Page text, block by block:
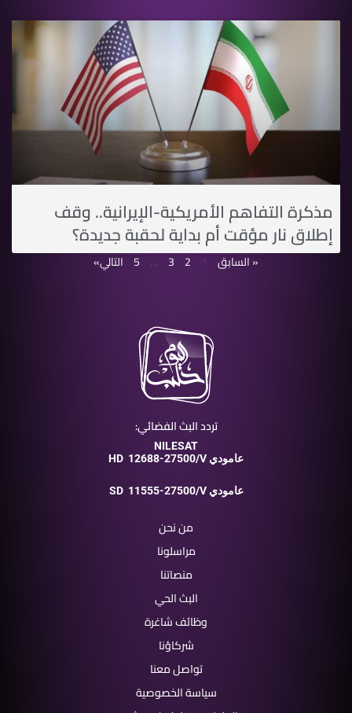
مذكرة التفاهم الأمريكية-الإيرانية.. وقف
إطلاق نار مؤقت أم بداية لحقبة جديدة؟
« السابق 1
2
3
…
5 التالي»
تردد البث الفضائي:
NILESAT
HD
12688-27500/V عامودي
SD 11555-27500/V عامودي
من نحن
مراسلونا
منصاتنا
البث الحي
وظائف شاغرة
شركاؤنا
تواصل معنا
سياسة الخصوصية